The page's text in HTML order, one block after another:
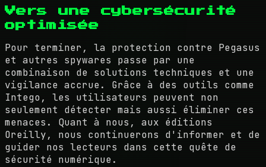
Vers une cybersécurité
optimisée
Pour terminer, la protection contre Pegasus
et autres spywares passe par une
combinaison de solutions techniques et une
vigilance accrue. Grâce à des outils comme
Intego, les utilisateurs peuvent non
seulement détecter mais aussi éliminer ces
menaces. Quant à nous, aux éditions
Oreilly, nous continuerons d'informer et de
guider nos lecteurs dans cette quête de
sécurité numérique.